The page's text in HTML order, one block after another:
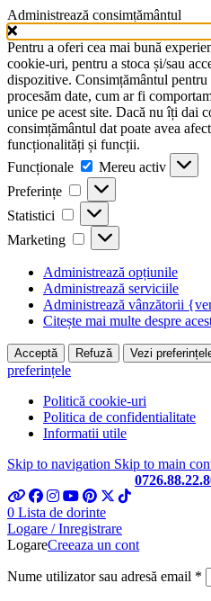
Administrează consimțământul
Pentru a oferi cea mai bună
cookie-uri, pentru a stoca și/sau
dispozitive. Consimțământul pentru
procesăm date, cum ar fi
unice pe acest site. Dacă nu îți dai
consimțământul dat poate avea
funcționalități și funcții.
Funcționale
Funcționale
Mereu activ
Preferințe
Preferințe
Statistici Statistici
Marketing Marketing
Administrează opțiunile
Administrează serviciile
Administrează vânzătorii
Citește mai multe despre
Acceptă Refuză Vezi
preferințele
Politică cookie-uri
Politica de confidentialitate
Informatii utile
Skip to navigation Skip to main
0 Lista de dorinte
Logare / Inregistrare
LogareCreeaza un cont
Nume utilizator sau adresă email *